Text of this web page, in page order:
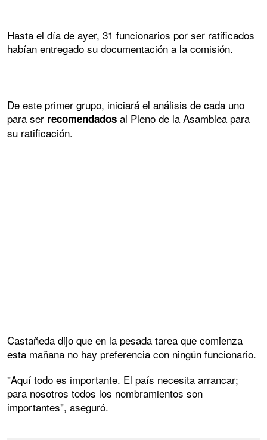
Hasta el día de ayer, 31 funcionarios por ser ratificados
habían entregado su documentación a la comisión.
De este primer grupo, iniciará el análisis de cada uno
para ser recomendados al Pleno de la Asamblea para
su ratificación.
Castañeda dijo que en la pesada tarea que comienza
esta mañana no hay preferencia con ningún funcionario.
"Aquí todo es importante. El país necesita arrancar;
para nosotros todos los nombramientos son
importantes", aseguró.